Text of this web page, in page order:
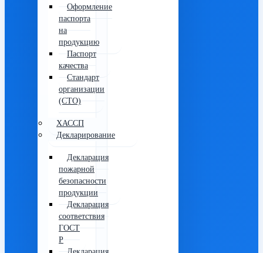
Оформление
паспорта
на
продукцию
Паспорт
качества
Стандарт
организации
(СТО)
ХАССП
Декларирование
Декларация
пожарной
безопасности
продукции
Декларация
соответствия
ГОСТ
Р